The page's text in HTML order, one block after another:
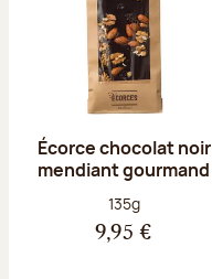
Écorce chocolat noir
mendiant gourmand
Poids net :
135g
9,95 €